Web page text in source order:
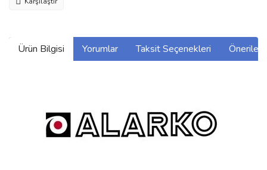
Ürün Bilgisi Yorumlar Taksit Seçenekleri